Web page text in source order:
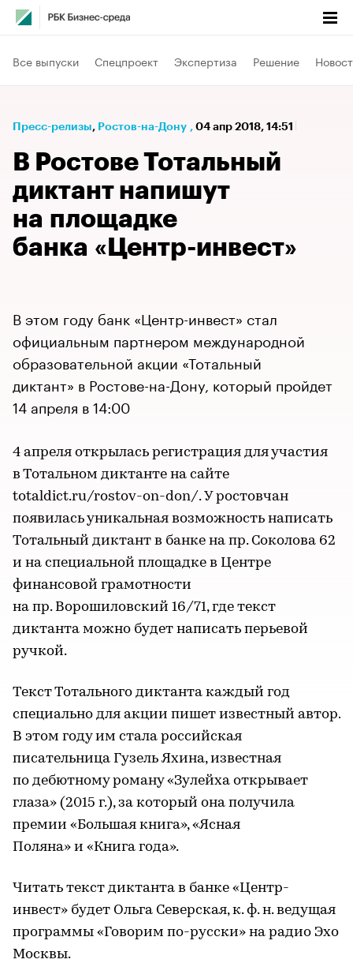
Все выпуски Спецпроект Экспертиза Решение
Пресс-релизы⁠, Ростов-на-Дону , 04 апр 2018, 14:51
В Ростове Тотальный
диктант напишут
на площадке
банка «Центр-инвест»
В этом году банк «Центр-инвест» стал
официальным партнером международной
образовательной акции «Тотальный
диктант» в Ростове-на-Дону, который пройдет
14 апреля в 14:00
4 апреля открылась регистрация для участия
в Тотальном диктанте на сайте
totaldict.ru/rostov-on-don/. У ростовчан
появилась уникальная возможность написать
Тотальный диктант в банке на пр. Соколова 62
и на специальной площадке в Центре
финансовой грамотности
на пр. Ворошиловский 16/71, где текст
диктанта можно будет написать перьевой
ручкой.
Текст Тотального диктанта каждый год
специально для акции пишет известный автор.
В этом году им стала российская
писательница Гузель Яхина, известная
по дебютному роману «Зулейха открывает
глаза» (2015 г.), за который она получила
премии «Большая книга», «Ясная
Поляна» и «Книга года».
Читать текст диктанта в банке «Центр-
инвест» будет Ольга Северская, к. ф. н. ведущая
программы «Говорим по-русски» на радио Эхо
Москвы.